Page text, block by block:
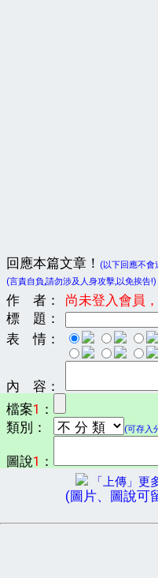
回應本篇文章！
(以下回應不會
(言責自負,請勿涉及人身攻擊,以免挨告!)
作 者：
尚未登入會員
標 題：
表 情：
內 容：
檔案1 ：
類別：
(可存入
圖說1 ：
「上傳」更
(圖片、圖說可